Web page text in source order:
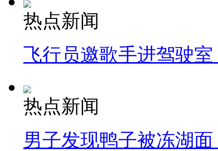
热点新闻
飞行员邀歌手进驾驶
热点新闻
男子发现鸭子被冻湖